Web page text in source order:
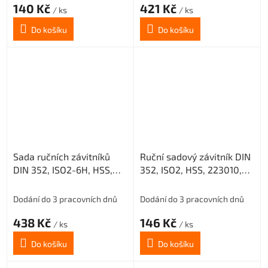
140 Kč / ks
Do košíku
421 Kč / ks
Do košíku
Sada ručních závitníků
DIN 352, ISO2-6H, HSS,
Dodání do 3 pracovních dnů
438 Kč / ks
Do košíku
Ruční sadový závitník DIN
352, ISO2, HSS, 223010,
Dodání do 3 pracovních dnů
146 Kč / ks
Do košíku